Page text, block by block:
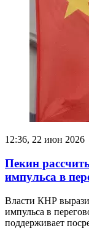
12:36, 22 июн 2026
Пекин
импульса в
Власти КНР
импульса в
поддерживает